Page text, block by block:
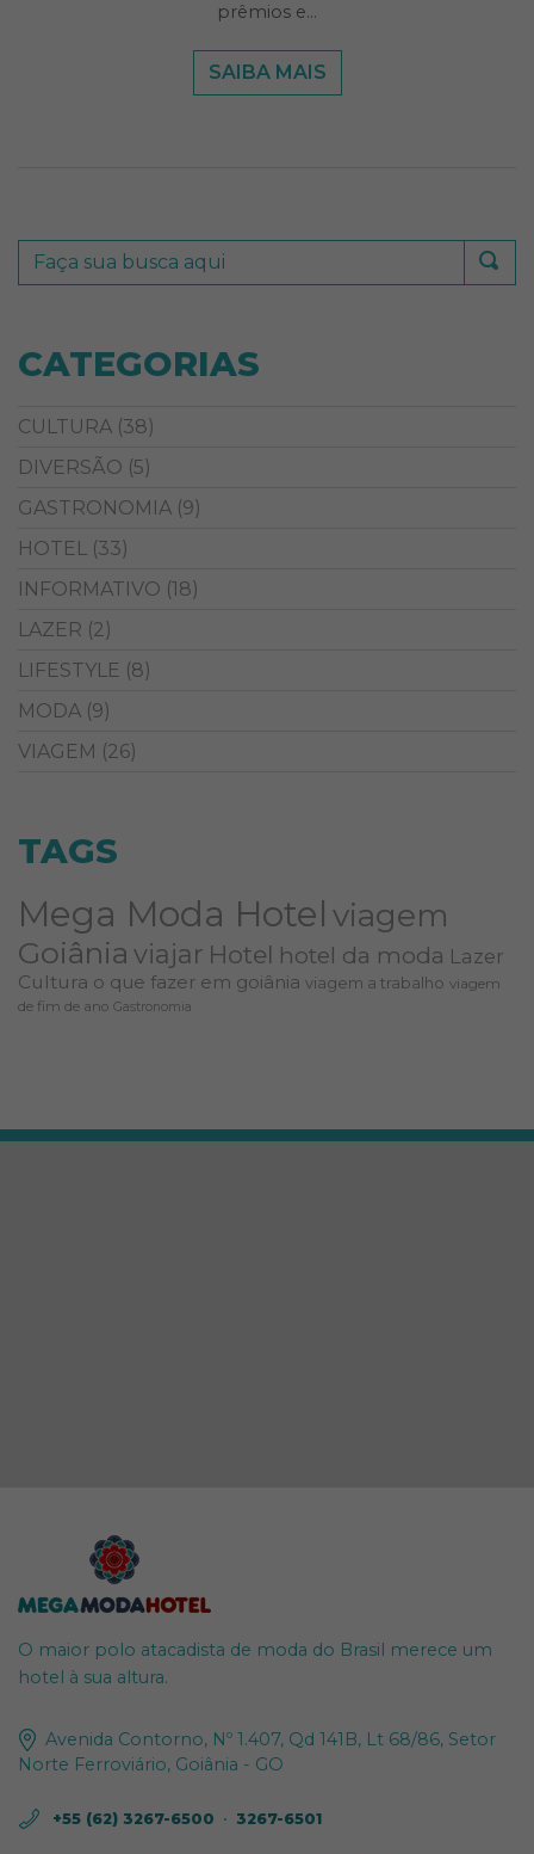
prêmios e…
SAIBA MAIS
CATEGORIAS
CULTURA (38)
DIVERSÃO (5)
GASTRONOMIA (9)
HOTEL (33)
INFORMATIVO (18)
LAZER (2)
LIFESTYLE (8)
MODA (9)
VIAGEM (26)
TAGS
Mega Moda Hotel viagem
Goiânia viajar Hotel hotel da moda Lazer
Cultura o que fazer em goiânia viagem a trabalho viagem
de fim de ano Gastronomia
O maior polo atacadista de moda do Brasil merece um
hotel à sua altura.
Avenida Contorno, Nº 1.407, Qd 141B, Lt 68/86, Setor
Norte Ferroviário, Goiânia - GO
+55 (62) 3267-6500 • 3267-6501